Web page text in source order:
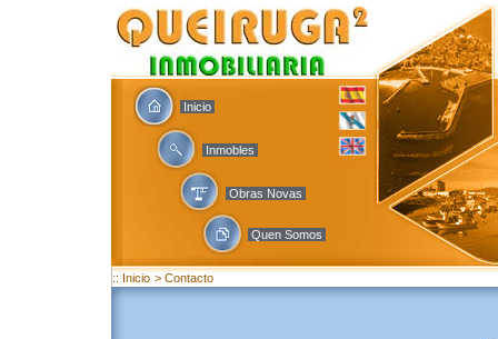
Inicio
Inmobles
Obras Novas
Quen Somos
:: Inicio > Contacto